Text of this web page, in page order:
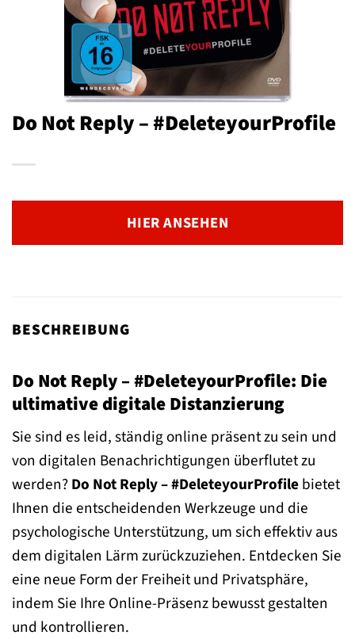
Do Not Reply – #DeleteyourProfile
HIER ANSEHEN
BESCHREIBUNG
Do Not Reply – #DeleteyourProfile: Die
ultimative digitale Distanzierung
Sie sind es leid, ständig online präsent zu sein und
von digitalen Benachrichtigungen überflutet zu
werden?Do Not Reply – #DeleteyourProfilebietet
Ihnen die entscheidenden Werkzeuge und die
psychologische Unterstützung, um sich effektiv aus
dem digitalen Lärm zurückzuziehen. Entdecken Sie
eine neue Form der Freiheit und Privatsphäre,
indem Sie Ihre Online-Präsenz bewusst gestalten
und kontrollieren.